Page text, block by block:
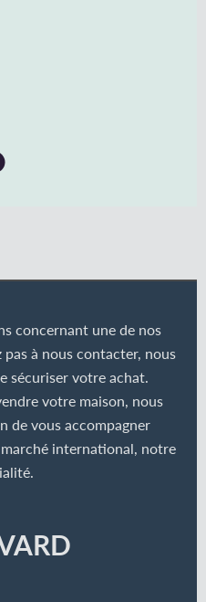
concernant une de nos
à nous contacter, nous
sécuriser votre achat.
votre maison, nous
de vous accompagner
international, notre